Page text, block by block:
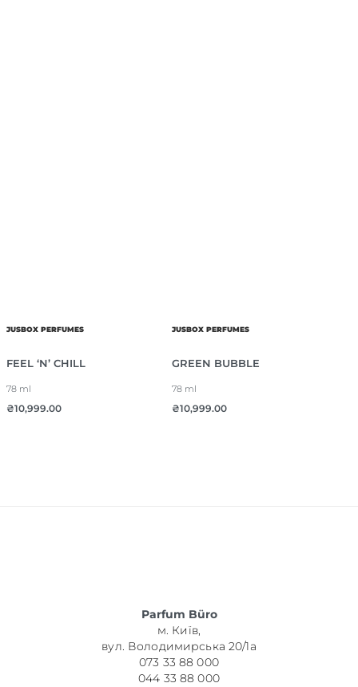
JUSBOX PERFUMES
FEEL ‘N’ CHILL
78 ml
₴10,999.00
JUSBOX PERFUMES
GREEN BUBBLE
78 ml
₴10,999.00
Parfum Büro
м. Київ,
вул. Володимирська 20/1а
073 33 88 000
044 33 88 000